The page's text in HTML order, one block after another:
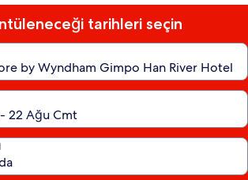
tarihleri seçin